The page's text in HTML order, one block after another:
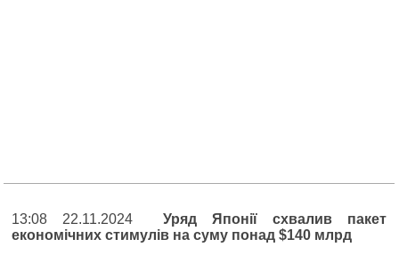
13:08 22.11.2024 Уряд Японії схвалив пакет
економічних стимулів на суму понад $140 млрд